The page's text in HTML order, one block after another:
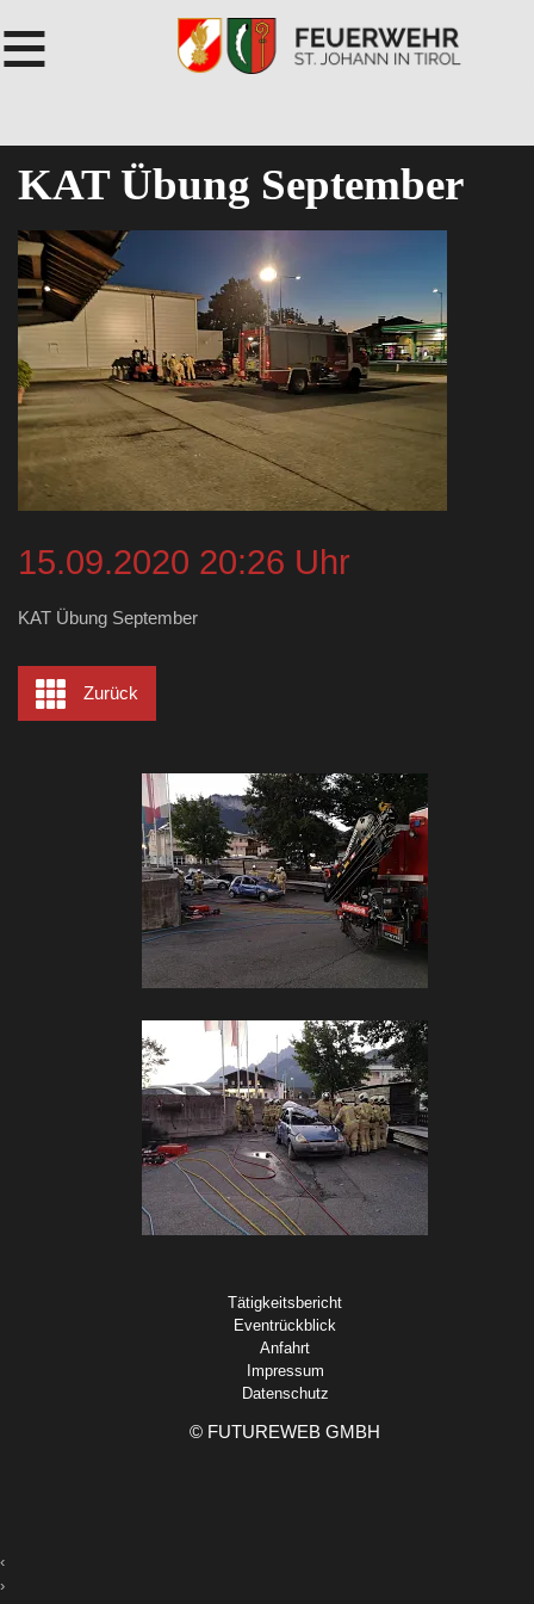
≡
KAT Übung September
15.09.2020 20:26 Uhr
KAT Übung September
Zurück
Tätigkeitsbericht
Eventrückblick
Anfahrt
Impressum
Datenschutz
© FUTUREWEB GMBH
‹
›